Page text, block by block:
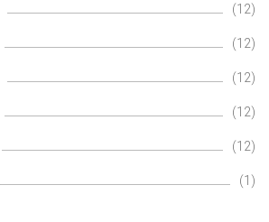
(12)
(12)
(12)
(12)
(12)
(1)